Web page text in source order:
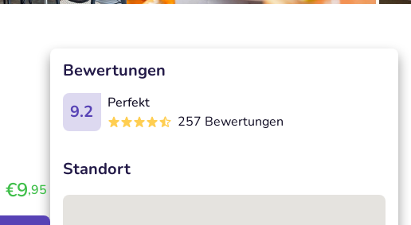
€9,95
Bewertungen
9.2
Perfekt
257 Bewertungen
Standort